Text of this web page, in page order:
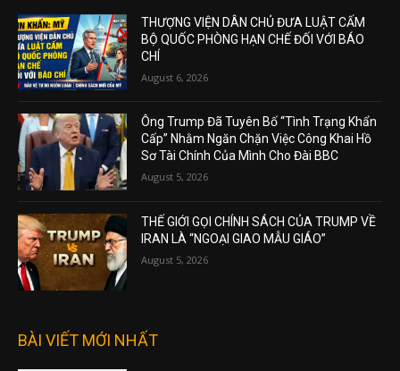
THƯỢNG VIỆN DÂN CHỦ ĐƯA LUẬT CẤM
BỘ QUỐC PHÒNG HẠN CHẾ ĐỐI VỚI BÁO
CHÍ
August 6, 2026
Ông Trump Đã Tuyên Bố “Tình Trạng Khẩn
Cấp” Nhằm Ngăn Chặn Việc Công Khai Hồ
Sơ Tài Chính Của Mình Cho Đài BBC
August 5, 2026
THẾ GIỚI GỌI CHÍNH SÁCH CỦA TRUMP VỀ
IRAN LÀ “NGOẠI GIAO MẪU GIÁO”
August 5, 2026
BÀI VIẾT MỚI NHẤT